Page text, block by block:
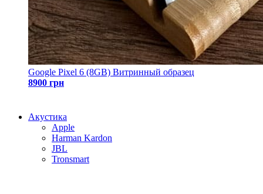
Google Pixel 6 (8GB) Витринный образец
8900 грн
Акустика
Apple
Harman Kardon
JBL
Tronsmart